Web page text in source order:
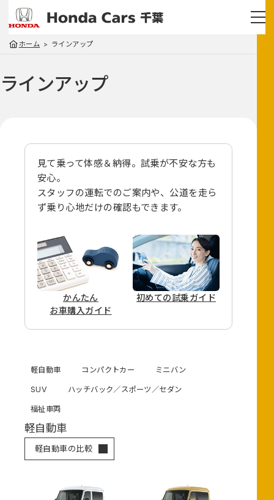
ホーム ラインアップ
ラインアップ
見て乗って体感＆納得。試乗が不安な方も
安心。
スタッフの運転でのご案内や、 公道を走ら
ず乗り心地だけの確認もできます。
かんたん
お車購入ガイド
初めての試乗ガイド
軽自動車 コンパクトカー ミニバン
SUV ハッチバック／スポーツ／セダン
福祉車両
軽自動車
軽自動車の比較